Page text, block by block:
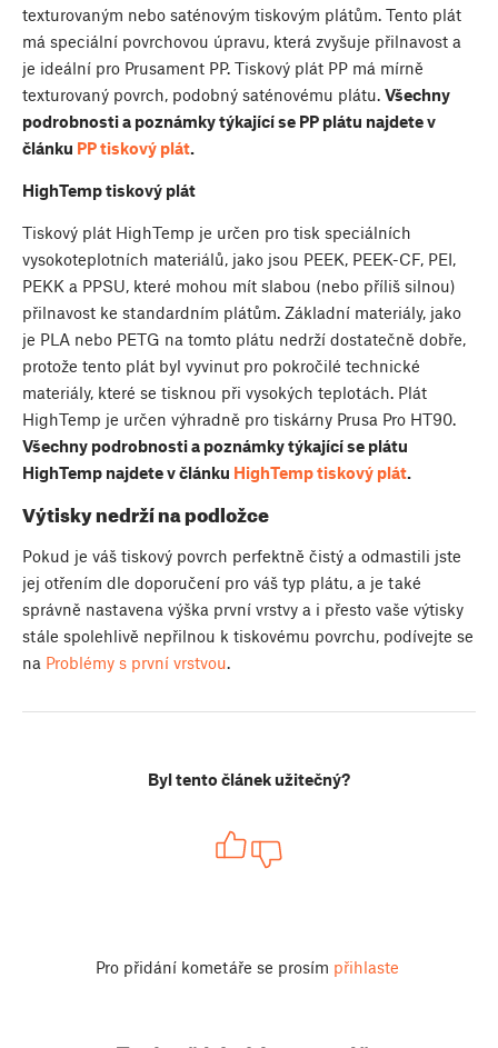
texturovaným nebo saténovým tiskovým plátům. Tento plát
má speciální povrchovou úpravu, která zvyšuje přilnavost a
je ideální pro Prusament PP. Tiskový plát PP má mírně
texturovaný povrch, podobný saténovému plátu. Všechny
podrobnosti a poznámky týkající se PP plátu najdete v
článku PP tiskový plát.
HighTemp tiskový plát
Tiskový plát HighTemp je určen pro tisk speciálních
vysokoteplotních materiálů, jako jsou PEEK, PEEK-CF, PEI,
PEKK a PPSU, které mohou mít slabou (nebo příliš silnou)
přilnavost ke standardním plátům. Základní materiály, jako
je PLA nebo PETG na tomto plátu nedrží dostatečně dobře,
protože tento plát byl vyvinut pro pokročilé technické
materiály, které se tisknou při vysokých teplotách. Plát
HighTemp je určen výhradně pro tiskárny Prusa Pro HT90.
Všechny podrobnosti a poznámky týkající se plátu
HighTemp najdete v článku HighTemp tiskový plát.
Výtisky nedrží na podložce
Pokud je váš tiskový povrch perfektně čistý a odmastili jste
jej otřením dle doporučení pro váš typ plátu, a je také
správně nastavena výška první vrstvy a i přesto vaše výtisky
stále spolehlivě nepřilnou k tiskovému povrchu, podívejte se
na Problémy s první vrstvou.
Byl tento článek užitečný?
Pro přidání kometáře se prosím přihlaste